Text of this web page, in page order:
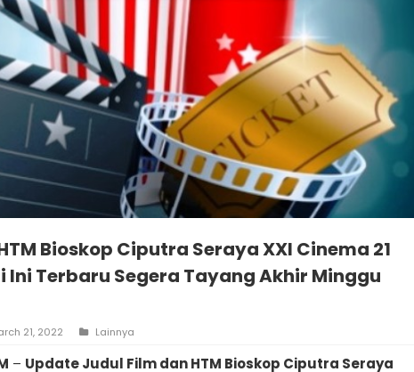
Bioskop Ciputra Seraya XXI Cinema 21
Ini Terbaru Segera Tayang Akhir Minggu
21, 2022 Lainnya
– Update Judul Film dan HTM Bioskop Ciputra Seraya